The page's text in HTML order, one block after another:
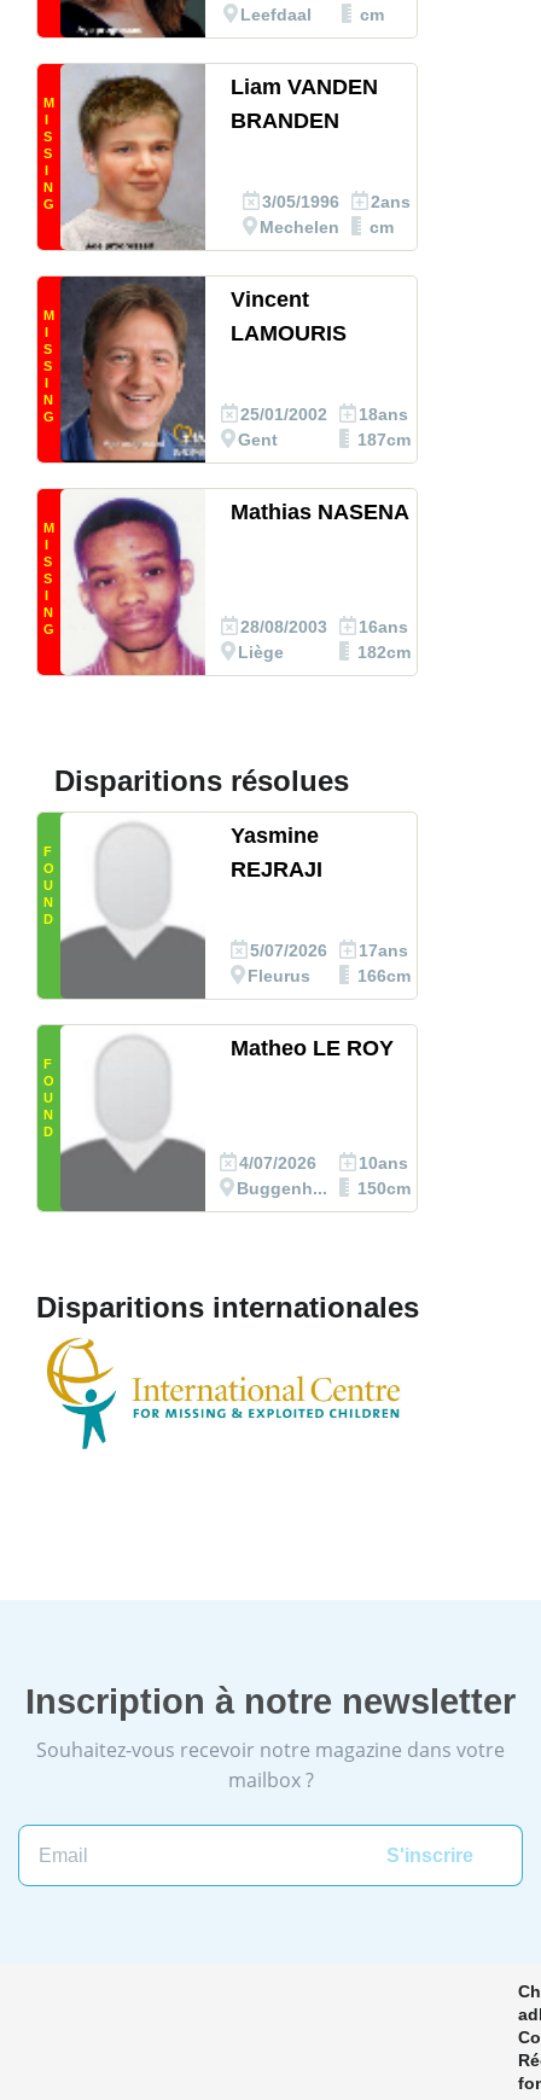
Leefdaal
cm
M
I
S
S
I
N
G
Liam VANDEN
BRANDEN
3/05/1996
Mechelen
2ans
cm
M
I
S
S
I
N
G
Vincent
LAMOURIS
25/01/2002
Gent
18ans
187cm
M
I
S
S
I
N
G
Mathias NASENA
28/08/2003
Liège
16ans
182cm
Disparitions résolues
F
O
U
N
D
Yasmine
REJRAJI
5/07/2026
Fleurus
17ans
166cm
F
O
U
N
D
Matheo LE ROY
4/07/2026
Buggenh...
10ans
150cm
Disparitions internationales
Inscription à notre newsletter
Souhaitez-vous recevoir notre magazine dans votre
mailbox ?
Email